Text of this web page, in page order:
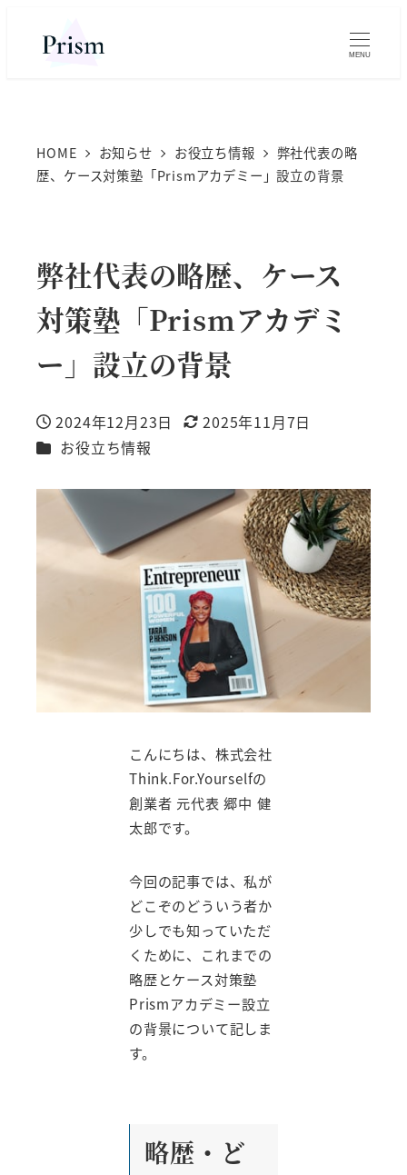
MENU
HOME お知らせ お役立ち情報
弊社代表の略
歴、ケース対策塾「Prismアカデミー」設立の背景
弊社代表の略歴、ケース
対策塾「Prismアカデミ
ー」設立の背景
投稿日
2024年12月23日
更新日
2025年11月7日
カテゴリー
お役立ち情報
こんにちは、株式会社
Think.For.Yourselfの
創業者 元代表 郷中 健
太郎です。
今回の記事では、私が
どこぞのどういう者か
少しでも知っていただ
くために、これまでの
略歴とケース対策塾
Prismアカデミー設立
の背景について記しま
す。
略歴・ど